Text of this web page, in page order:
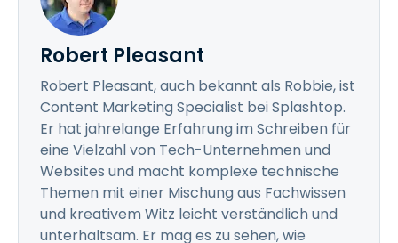
Robert Pleasant
Robert Pleasant, auch bekannt als Robbie, ist
Content Marketing Specialist bei Splashtop.
Er hat jahrelange Erfahrung im Schreiben für
eine Vielzahl von Tech-Unternehmen und
Websites und macht komplexe technische
Themen mit einer Mischung aus Fachwissen
und kreativem Witz leicht verständlich und
unterhaltsam. Er mag es zu sehen, wie